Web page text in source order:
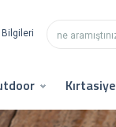
Kırtasiye